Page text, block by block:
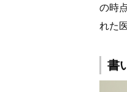
の時
れた
書